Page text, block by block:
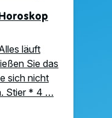
läuft
Sie das
sich nicht
Stier * 4 …